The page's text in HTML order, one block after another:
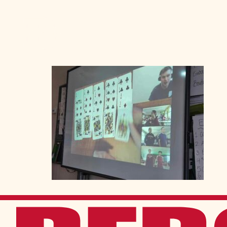
Portes ouvertes
Bourses d’études
Tenue vestimentaire
Équipes sportives
Nos valeurs
Calendrier scolaire
Événements